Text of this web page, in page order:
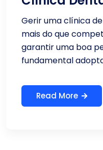
Gerir uma clínica
mais do que
garantir uma boa
fundamental
Read More